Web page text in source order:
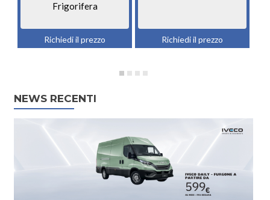
Frigorifera
Richiedi il prezzo Richiedi il prezzo
NEWS RECENTI